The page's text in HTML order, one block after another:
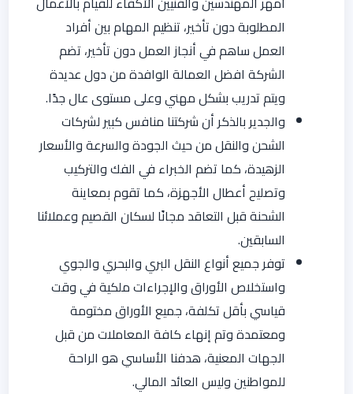
المطلوبة دون تأخير، تنظيم المهام بين أفراد
العمل ساهم في أنجاز العمل دون تأخير، تضم
الشركة افضل العمالة الوافدة من دول عديدة
ويتم تدريب بشكل مهني وعلى مستوى عال جدًا.
والجدير بالذكر أن شركتنا منافس كبير لشركات
الشحن والنقل من حيث الجودة والسرعة والأسعار
الزهيدة، كما تضم الخبراء في الفك والتركيب
وتصليح أعطال الأجهزة، كما تقوم بمعاينة
الشحنة قبل التعاقد مجانًا لسكان القصيم وعملائنا
السابقين.
توفر جميع أنواع النقل البري والبحري والجوي
واستخلاص الأوراق والإجراءات ملكية في وقت
قياسي بأقل تكلفة، جميع الأوراق مختومة
ومعتمدة وتم إنهاء كافة المعاملات من قبل
الجهات المعنية، هدفنا الأساسي هو الراحة
للمواطنين وليس العائد المالي.